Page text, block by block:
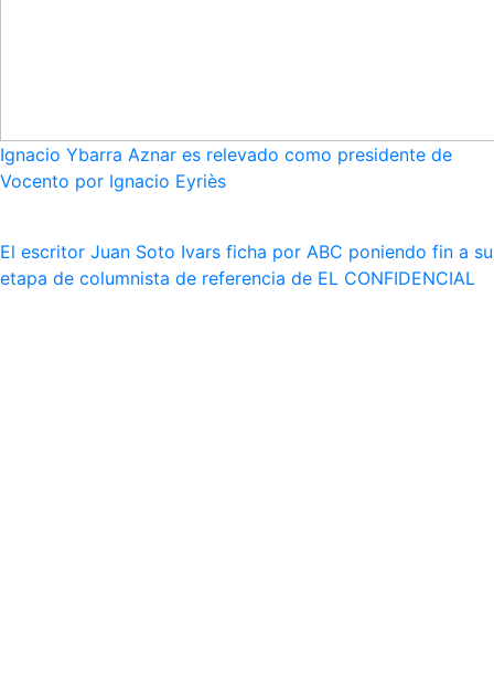
Ignacio Ybarra Aznar es relevado como presidente de
Vocento por Ignacio Eyriès
El escritor Juan Soto Ivars ficha por ABC poniendo fin a su
etapa de columnista de referencia de EL CONFIDENCIAL